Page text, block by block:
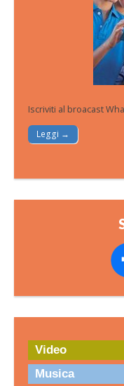
Iscriviti al broacast
Leggi →
Video
Musica